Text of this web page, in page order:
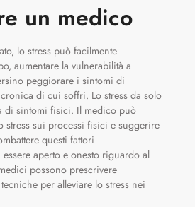
un medico
lo stress può facilmente
aumentare la vulnerabilità a
peggiorare i sintomi di
di cui soffri. Lo stress da solo
di sintomi fisici. Il medico può
stress sui processi fisici e suggerire
questi fattori
aperto e onesto riguardo al
possono prescrivere
per alleviare lo stress nei